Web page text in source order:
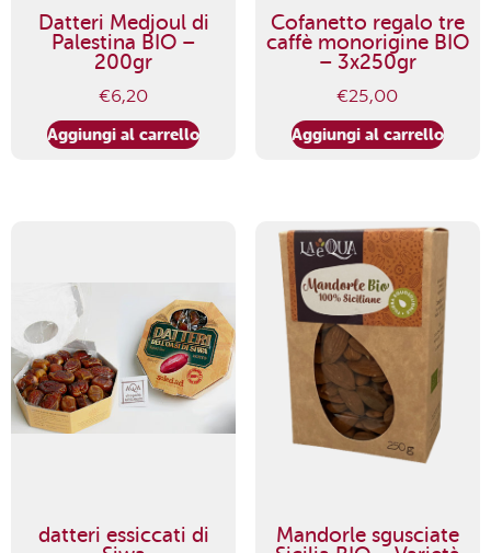
Datteri Medjoul di
Palestina BIO –
200gr
€6,20
Aggiungi al carrello
Cofanetto regalo tre
caffè monorigine BIO
– 3x250gr
€25,00
Aggiungi al carrello
datteri essiccati di
Mandorle sgusciate